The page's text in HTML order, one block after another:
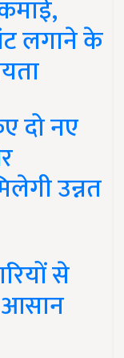
लगाने के
दो नए
उन्नत
से